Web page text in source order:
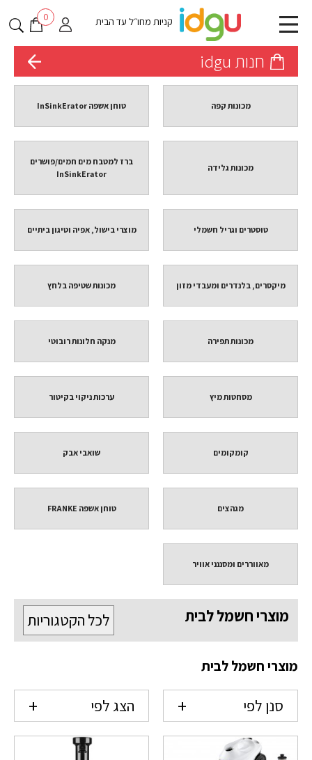
קניות מחו״ל עד הבית 0
חנות idgu
מכונות קפה טוחן אשפה InSinkErator
מכונות גלידה
ברז למטבח מים חמים/פושרים
InSinkErator
טוסטרים וגריל חשמלי מוצרי בישול, אפיה וטיגון ביתיים
מיקסרים, בלנדרים ומעבדי מזון מכונות שטיפה בלחץ
מכונות תפירה מנקה חלונות רובוטי
מסחטות מיץ ערכות ניקוי בקיטור
קומקומים שואבי אבק
מגהצים טוחן אשפה FRANKE
מאווררים ומסננני אוויר
לכל הקטגוריות מוצרי חשמל לבית
מוצרי חשמל לבית
סנן לפי הצג לפי